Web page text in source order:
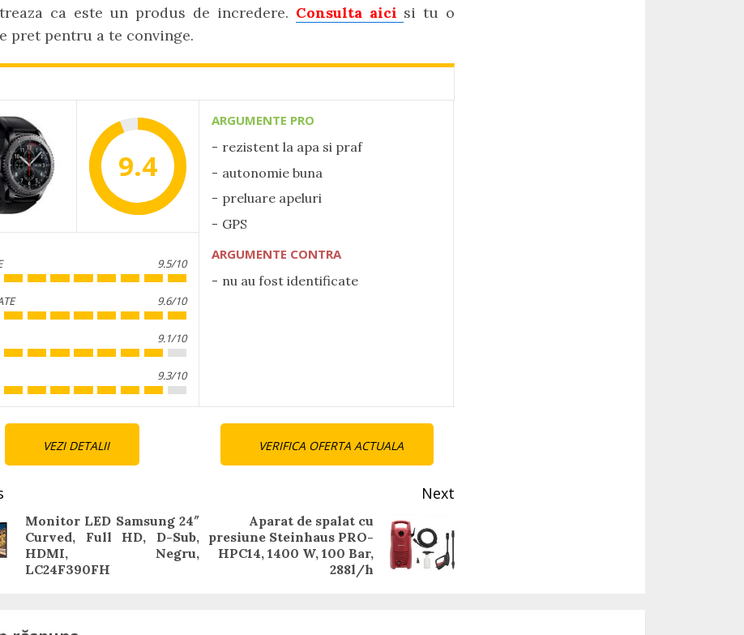
ca este un produs de incredere. Consulta aici si tu o
pret pentru a te convinge.
9.4
9.5/10
9.6/10
9.1/10
9.3/10
ARGUMENTE PRO
rezistent la apa si praf
autonomie buna
preluare apeluri
GPS
ARGUMENTE CONTRA
nu au fost identificate
VEZI DETALII VERIFICA OFERTA ACTUALA
Previous
post:
Monitor LED Samsung 24″
Curved, Full HD, D-Sub,
HDMI, Negru,
LC24F390FH
Next
Next
post:
Aparat de spalat cu
presiune Steinhaus PRO-
HPC14, 1400 W, 100 Bar,
288l/h